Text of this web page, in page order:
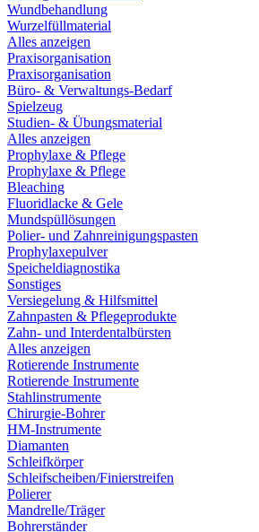
Wundbehandlung
Wurzelfüllmaterial
Alles anzeigen
Praxisorganisation
Praxisorganisation
Büro- & Verwaltungs-Bedarf
Spielzeug
Studien- & Übungsmaterial
Alles anzeigen
Prophylaxe & Pflege
Prophylaxe & Pflege
Bleaching
Fluoridlacke & Gele
Mundspüllösungen
Polier- und Zahnreinigungspasten
Prophylaxepulver
Speicheldiagnostika
Sonstiges
Versiegelung & Hilfsmittel
Zahnpasten & Pflegeprodukte
Zahn- und Interdentalbürsten
Alles anzeigen
Rotierende Instrumente
Rotierende Instrumente
Stahlinstrumente
Chirurgie-Bohrer
HM-Instrumente
Diamanten
Schleifkörper
Schleifscheiben/Finierstreifen
Polierer
Mandrelle/Träger
Bohrerständer